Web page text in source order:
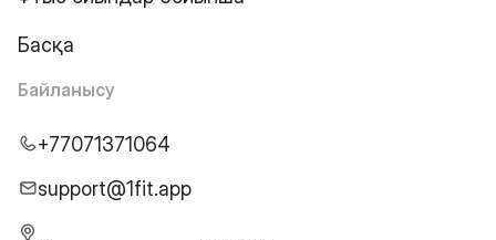
Басқа
Байланысу
+77071371064
support@1fit.app